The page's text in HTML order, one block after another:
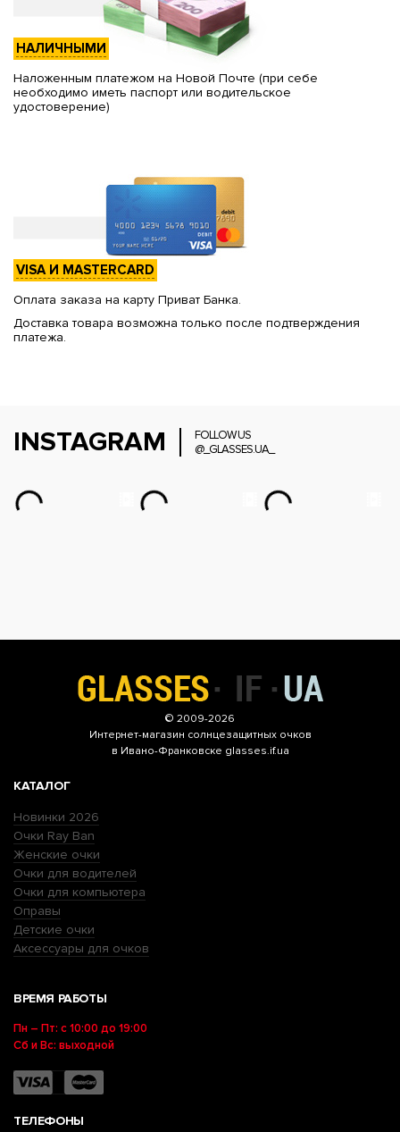
НАЛИЧНЫМИ
Наложенным платежом на Новой Почте (при себе
необходимо иметь паспорт или водительское
удостоверение)
VISA И MASTERCARD
Оплата заказа на карту Приват Банка.
Доставка товара возможна только после подтверждения
платежа.
INSTAGRAM
FOLLOW US
@_GLASSES.UA_
© 2009-2026
Интернет-магазин солнцезащитных очков
в Ивано-Франковске glasses.if.ua
КАТАЛОГ
Новинки 2026
Очки Ray Ban
Женские очки
Очки для водителей
Очки для компьютера
Оправы
Детские очки
Аксессуары для очков
ВРЕМЯ РАБОТЫ
Пн – Пт: с 10:00 до 19:00
Сб и Вс: выходной
ТЕЛЕФОНЫ